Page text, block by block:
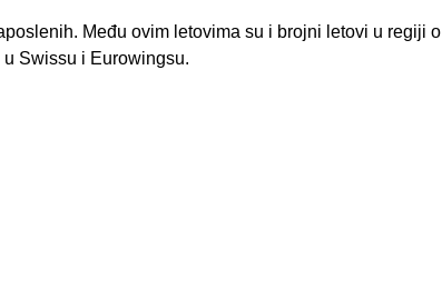
Među ovim letovima su i brojni letovi u regiji o
Swissu i Eurowingsu.